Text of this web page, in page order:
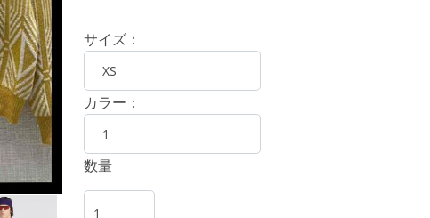
サイズ：
カラー：
数量